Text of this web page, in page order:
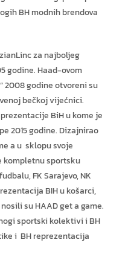
BH modnih brendova
za najboljeg
godine. Haad-ovom
2008 godine otvoreni su
bečkoj vijećnici.
BiH u kome je
2015 godine. Dizajnirao
a u sklopu svoje
kompletnu sportsku
FK Sarajevo, NK
BIH u košarci,
su HAAD get a game.
sportski kolektivi i BH
i BH reprezentacija